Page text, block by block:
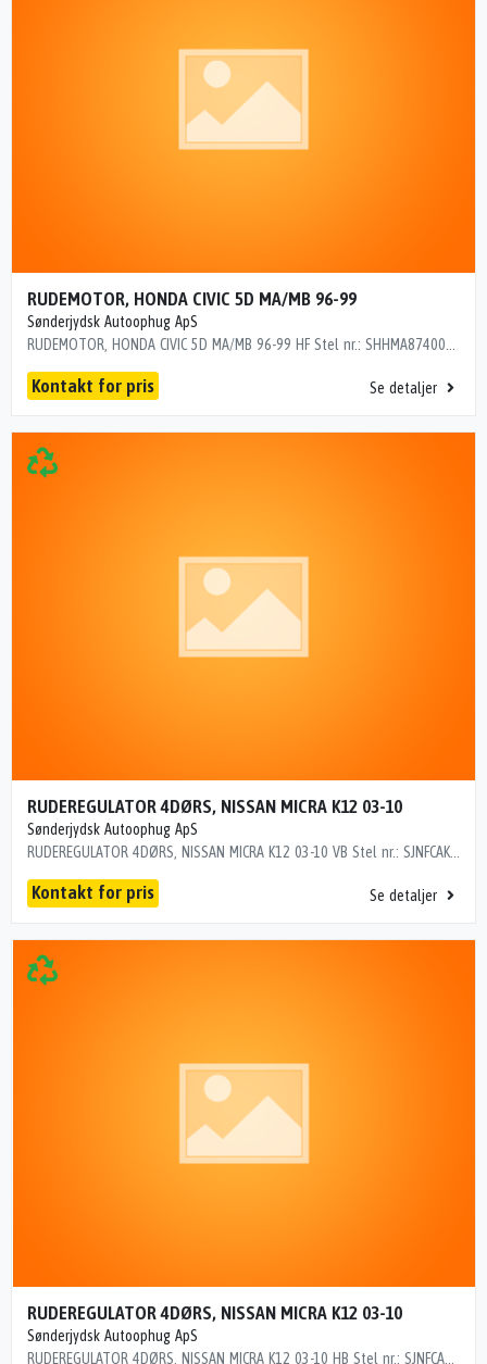
RUDEMOTOR, HONDA CIVIC 5D MA/MB 96-99
Sønderjydsk Autoophug ApS
Kontakt for pris Se detaljer
RUDEREGULATOR 4DØRS, NISSAN MICRA K12 03-10
Sønderjydsk Autoophug ApS
Kontakt for pris Se detaljer
RUDEREGULATOR 4DØRS, NISSAN MICRA K12 03-10
Sønderjydsk Autoophug ApS
RUDEREGULATOR 4DØRS, NISSAN MICRA K12 03-10 HB Stel nr.: SJNFCAK12U1078642 Årgang: 2003 Del nr.: A96730 Dito nr.: 16135604 Stamkort nr.: 5846